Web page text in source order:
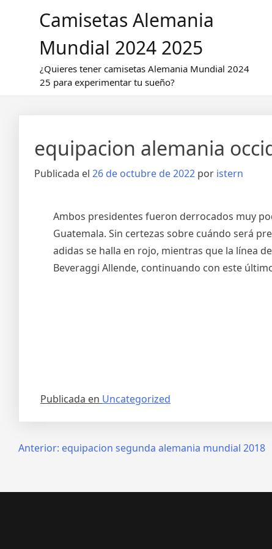
Camisetas Alemania
Mundial 2024 2025
¿Quieres tener camisetas Alemania Mundial 2024
25 para experimentar tu sueño?
equipacion alemania
Publicada el 26 de octubre de 2022 por istern
Ambos presidentes fueron derrocados muy
Guatemala. Sin certezas sobre cuándo será
adidas se halla en rojo, mientras que la línea
Beveraggi Allende, continuando con este
Publicada en Uncategorized
Navegación
entradas
Anterior: equipacion segunda alemania mundial 2018